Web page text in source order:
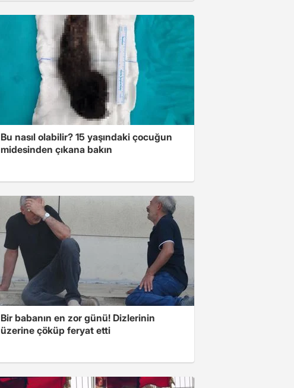
Bu nasıl olabilir? 15 yaşındaki çocuğun
midesinden çıkana bakın
Bir babanın en zor günü! Dizlerinin
üzerine çöküp feryat etti